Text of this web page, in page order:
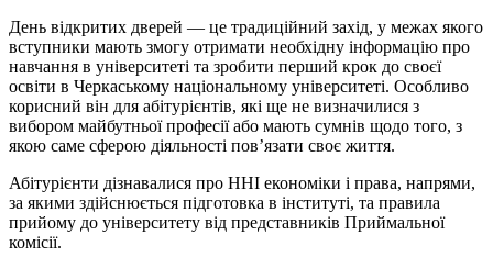
День відкритих дверей — це традиційний захід, у межах якого
вступники мають змогу отримати необхідну інформацію про
навчання в університеті та зробити перший крок до своєї
освіти в Черкаському національному університеті. Особливо
корисний він для абітурієнтів, які ще не визначилися з
вибором майбутньої професії або мають сумнів щодо того, з
якою саме сферою діяльності пов’язати своє життя.
Абітурієнти дізнавалися про ННІ економіки і права, напрями,
за якими здійснюється підготовка в інституті, та правила
прийому до університету від представників Приймальної
комісії.